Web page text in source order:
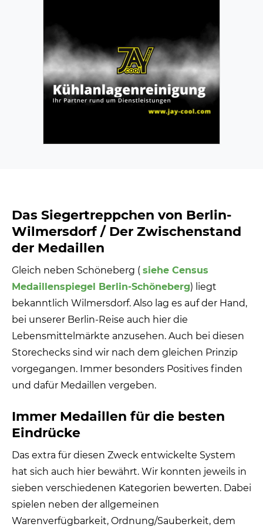
Das Siegertreppchen von Berlin-
Wilmersdorf / Der Zwischenstand
der Medaillen
Gleich neben Schöneberg ( siehe Census
Medaillenspiegel Berlin-Schöneberg) liegt
bekanntlich Wilmersdorf. Also lag es auf der Hand,
bei unserer Berlin-Reise auch hier die
Lebensmittelmärkte anzusehen. Auch bei diesen
Storechecks sind wir nach dem gleichen Prinzip
vorgegangen. Immer besonders Positives finden
und dafür Medaillen vergeben.
Immer Medaillen für die besten
Eindrücke
Das extra für diesen Zweck entwickelte System
hat sich auch hier bewährt. Wir konnten jeweils in
sieben verschiedenen Kategorien bewerten. Dabei
spielen neben der allgemeinen
Warenverfügbarkeit, Ordnung/Sauberkeit, dem